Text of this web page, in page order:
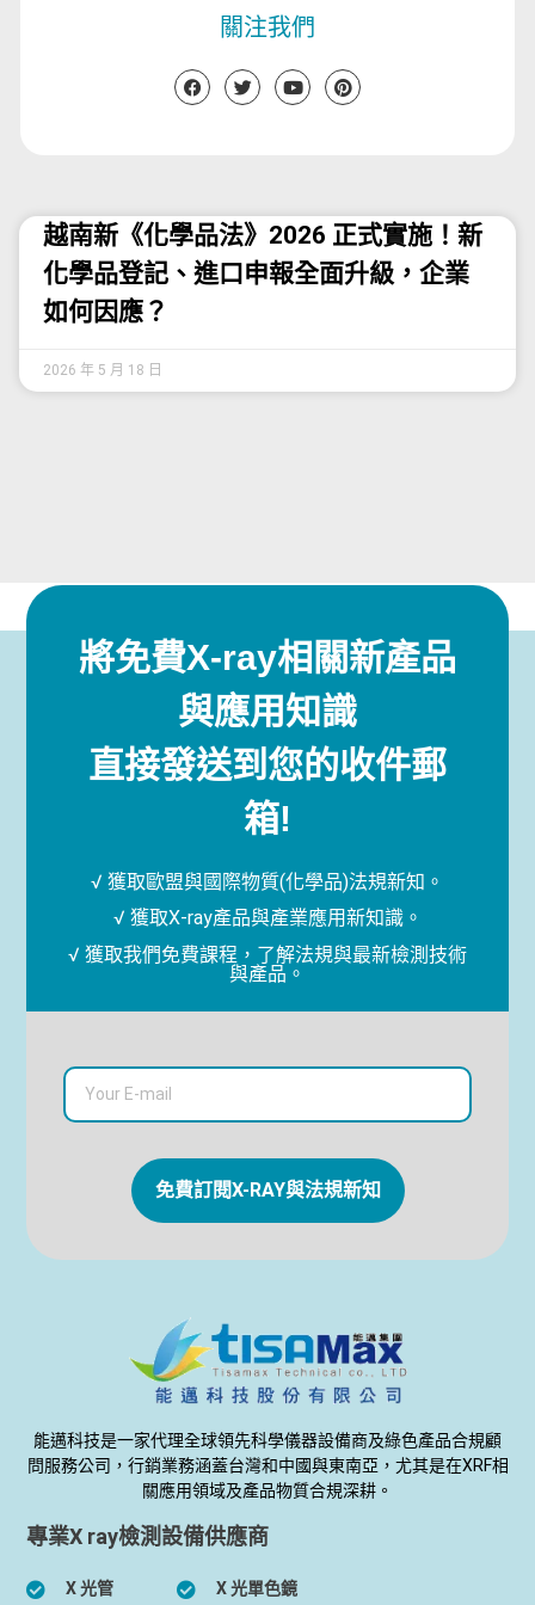
關注我們
越南新《化學品法》2026 正式實施！新
化學品登記、進口申報全面升級，企業
如何因應？
2026 年 5 月 18 日
將免費X-ray相關新產品
與應用知識
直接發送到您的收件郵
箱!
√ 獲取歐盟與國際物質(化學品)法規新知。
√ 獲取X-ray產品與產業應用新知識。
√ 獲取我們免費課程，了解法規與最新檢測技術
與產品。
免費訂閱X-RAY與法規新知
能邁科技是一家代理全球領先科學儀器設備商及綠色產品合規顧
問服務公司，行銷業務涵蓋台灣和中國與東南亞，尤其是在XRF相
關應用領域及產品物質合規深耕。
專業X ray檢測設備供應商
X 光管 X 光單色鏡